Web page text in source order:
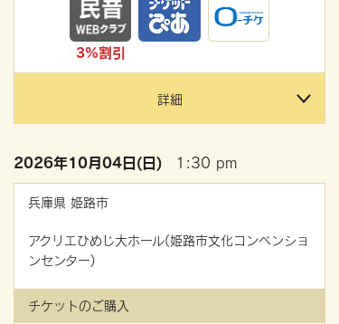
3%割引
詳細
2026年10月04日(日) 1:30 pm
兵庫県 姫路市
アクリエひめじ大ホール(姫路市文化コンベンショ
ンセンター)
チケットのご購入